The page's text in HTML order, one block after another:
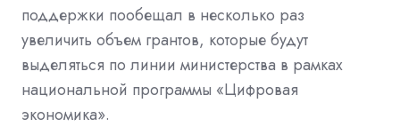
поддержки пообещал в несколько раз
увеличить объем грантов, которые будут
выделяться по линии министерства в рамках
национальной программы «Цифровая
экономика».